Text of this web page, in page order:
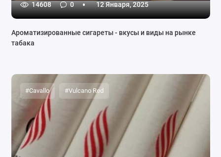
14608 0 12 Января, 2025
Ароматизированные сигареты - вкусы и виды на рынке
табака
#Cavallo #Vulcano Red